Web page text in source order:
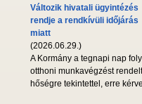
Változik hivatali ügyintézés
rendje a rendkívüli időjárás
miatt
(2026.06.29.)
A Kormány a tegnapi nap
otthoni munkavégzést
hőségre tekintettel, erre